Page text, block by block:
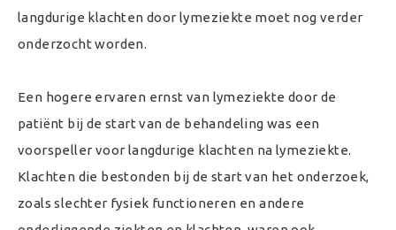
langdurige klachten door lymeziekte moet nog verder
onderzocht worden.
Een hogere ervaren ernst van lymeziekte door de
patiënt bij de start van de behandeling was een
voorspeller voor langdurige klachten na lymeziekte.
Klachten die bestonden bij de start van het onderzoek,
zoals slechter fysiek functioneren en andere